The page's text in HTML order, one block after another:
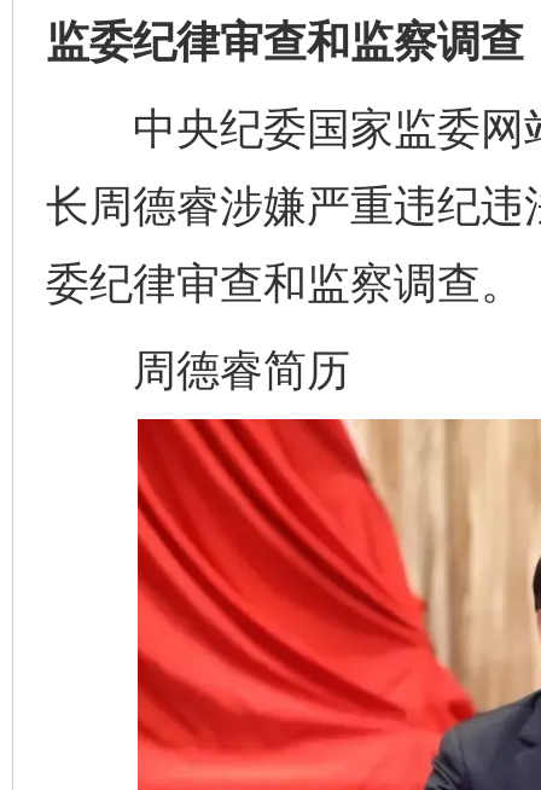
监委纪律审查和监察调查
中央纪委国家监委网
长周德睿涉嫌严重违纪
委纪律审查和监察调查。
周德睿简历